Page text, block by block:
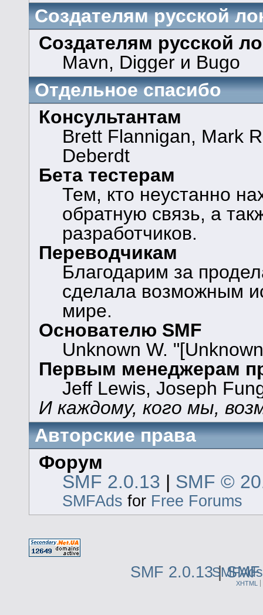
Создателям русской
Создателям русской
Mavn, Digger и Bugo
Отдельное спасибо
Консультантам
Brett Flannigan, Mark
Deberdt
Бета тестерам
Тем, кто неустанно
обратную связь, а
разработчиков.
Переводчикам
Благодарим за
сделала возможным
мире.
Основателю SMF
Unknown W.
Первым менеджерам
Jeff Lewis, Joseph
И каждому, кого мы,
Авторские права
Форум
SMF 2.0.13 | SMF ©
SMFAds for Free Forums
SMF 2.0.13|
SMFAds
XHTML